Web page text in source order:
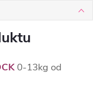
0-13kg od